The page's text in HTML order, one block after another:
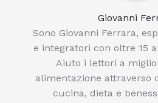
Giovanni
Sono Giovanni Ferrara,
e integratori con oltre 15
Aiuto i lettori a
alimentazione attraverso
cucina, dieta e